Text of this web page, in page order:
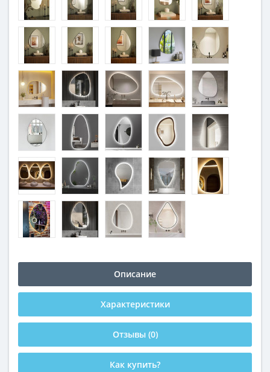
Описание
Характеристики
Отзывы (0)
Как купить?